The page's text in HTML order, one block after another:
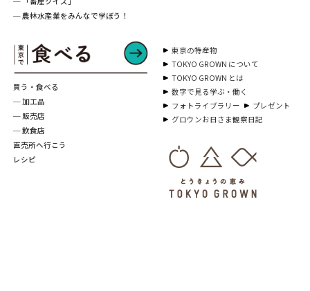
─ 農林水産業をみんなで学ぼう！
買う・食べる
─ 加工品
─ 販売店
─ 飲食店
直売所へ行こう
レシピ
東京の特産物
TOKYO GROWN について
TOKYO GROWN とは
数字で見る学ぶ・働く
フォトライブラリー
プレゼント
グロウンお日さま観察日記